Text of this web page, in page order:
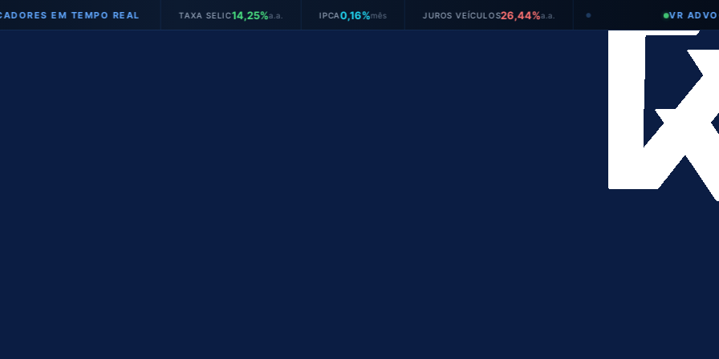
EM TEMPO REAL TAXA SELIC14,25%a.a. IPCA 0,16%mês JUROS VEÍCULOS26,44%a.a. ● VR ADVOGADOS